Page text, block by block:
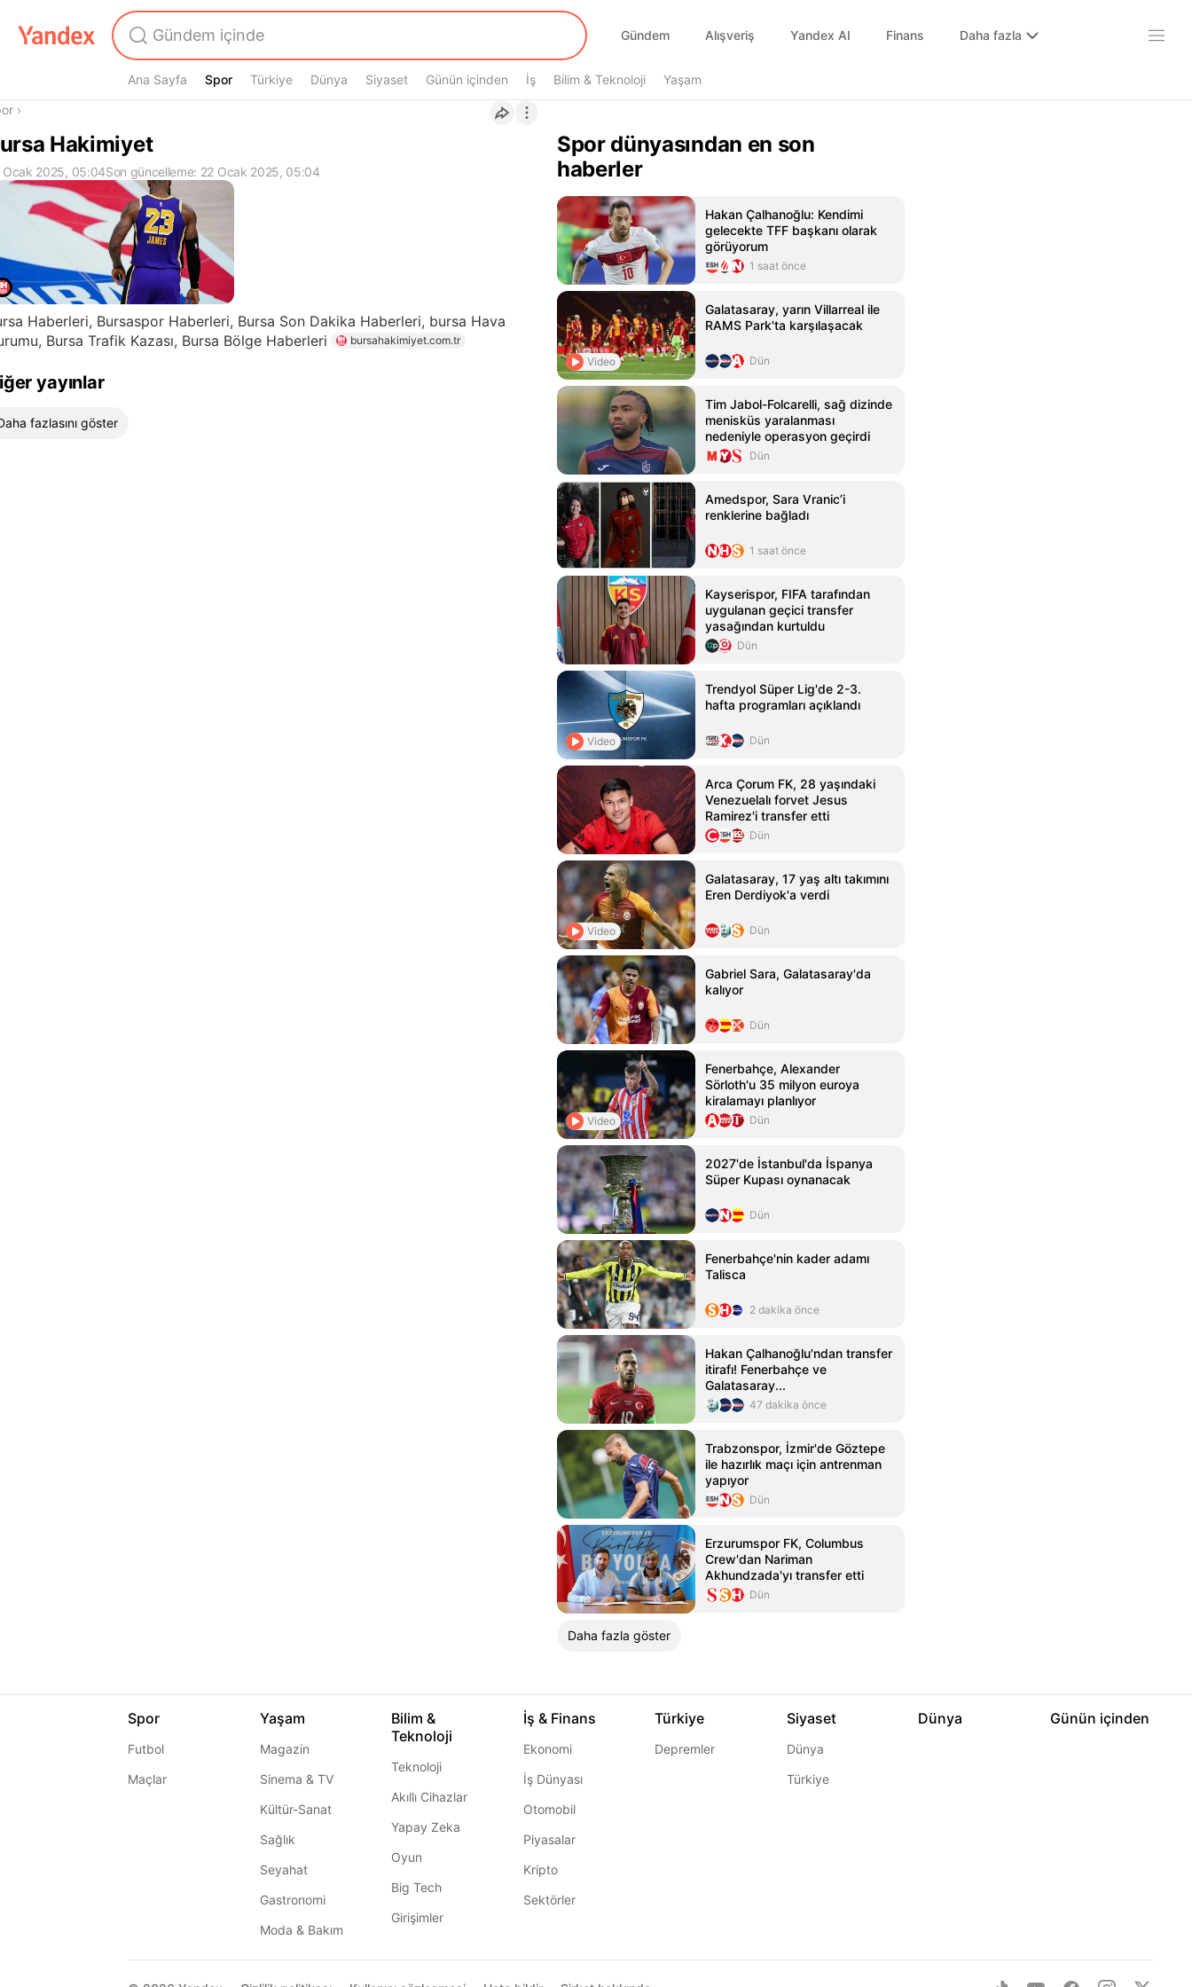
Gündem Alışveriş Yandex AI Finans Daha fazla
Ana Sayfa Spor
Spor Türkiye Dünya Siyaset Günün içinden İş Bilim & Teknoloji Yaşam
›
Hakimiyet
Ocak 2025, 05:04Son güncelleme: 22 Ocak 2025, 05:04
Haberleri, Bursaspor Haberleri, Bursa Son Dakika Haberleri, bursa Hava
Bursa Trafik Kazası, Bursa Bölge Haberleri
bursahakimiyet.com.tr
yayınlar
fazlasını göster
Spor dünyasından en son
haberler
Hakan Çalhanoğlu: Kendimi
gelecekte TFF başkanı olarak
görüyorum
1 saat önce
Video
Galatasaray, yarın Villarreal ile
RAMS Park'ta karşılaşacak
Dün
Tim Jabol-Folcarelli, sağ dizinde
menisküs yaralanması
nedeniyle operasyon geçirdi
Dün
Amedspor, Sara Vranic’i
renklerine bağladı
1 saat önce
Kayserispor, FIFA tarafından
uygulanan geçici transfer
yasağından kurtuldu
Dün
Video
Trendyol Süper Lig'de 2-3.
hafta programları açıklandı
Dün
Arca Çorum FK, 28 yaşındaki
Venezuelalı forvet Jesus
Ramirez'i transfer etti
Dün
Video
Galatasaray, 17 yaş altı takımını
Eren Derdiyok'a verdi
Dün
Gabriel Sara, Galatasaray'da
kalıyor
Dün
Video
Fenerbahçe, Alexander
Sörloth'u 35 milyon euroya
kiralamayı planlıyor
Dün
2027'de İstanbul'da İspanya
Süper Kupası oynanacak
Dün
Fenerbahçe'nin kader adamı
Talisca
2 dakika önce
Hakan Çalhanoğlu'ndan transfer
itirafı! Fenerbahçe ve
Galatasaray...
47 dakika önce
Trabzonspor, İzmir'de Göztepe
ile hazırlık maçı için antrenman
yapıyor
Dün
Erzurumspor FK, Columbus
Crew'dan Nariman
Akhundzada'yı transfer etti
Dün
Daha fazla göster
Spor
Futbol
Maçlar
Yaşam
Magazin
Sinema & TV
Kültür-Sanat
Sağlık
Seyahat
Gastronomi
Moda & Bakım
Bilim &
Teknoloji
Teknoloji
Akıllı Cihazlar
Yapay Zeka
Oyun
Big Tech
Girişimler
İş & Finans
Ekonomi
İş Dünyası
Otomobil
Piyasalar
Kripto
Sektörler
Türkiye
Depremler
Siyaset
Dünya
Türkiye
Dünya Günün içinden